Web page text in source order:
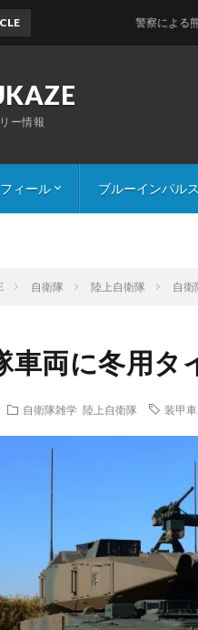
ー情報
ィール ブルーインパルス
警察による熊駆除。「特
自衛隊 陸上自衛隊 自衛
車両に冬用タ
自衛隊雑学 陸上自衛隊 装甲車